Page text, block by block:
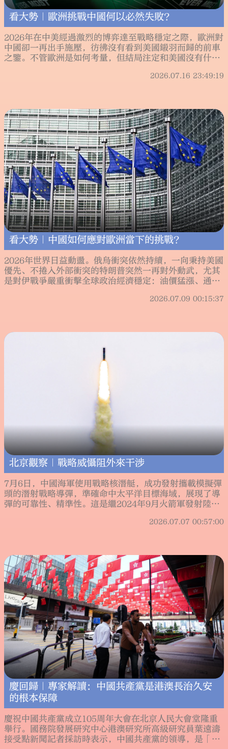
看大勢｜歐洲挑戰中國何以必然失敗？
2026年在中美經過激烈的博弈達至戰略穩定之際，歐洲對
中國卻一再出手施壓，彷彿沒有看到美國鎩羽而歸的前車
之鑒。不管歐洲是如何考量，但結局注定和美國沒有什麼
2026.07.16 23:49:19
看大勢｜中國如何應對歐洲當下的挑戰？
2026年世界日益動盪。俄烏衝突依然持續，一向秉持美國
優先、不捲入外部衝突的特朗普突然一再對外動武，尤其
是對伊戰爭嚴重衝擊全球政治經濟穩定：油價猛漲、通脹
2026.07.09 00:15:37
北京觀察｜戰略威懾阻外來干涉
7月6日，中國海軍使用戰略核潛艇，成功發射攜載模擬彈
頭的潛射戰略導彈，準確命中太平洋目標海域，展現了導
彈的可靠性、精準性。這是繼2024年9月火箭軍發射陸基
2026.07.07 00:57:00
慶回歸｜專家解讀：中國共產黨是港澳長治久安
的根本保障
慶祝中國共產黨成立105周年大會在北京人民大會堂隆重
舉行。國務院發展研究中心港澳研究所高級研究員葉遠濤
接受點新聞記者採訪時表示，中國共產黨的領導，是「一